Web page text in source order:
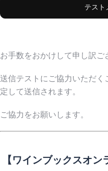
テスト
お手数をおかけして申し訳ご
送信テストにご協力いただ
定して送信されます。
ご協力をお願いします。
【ワインブックスオン